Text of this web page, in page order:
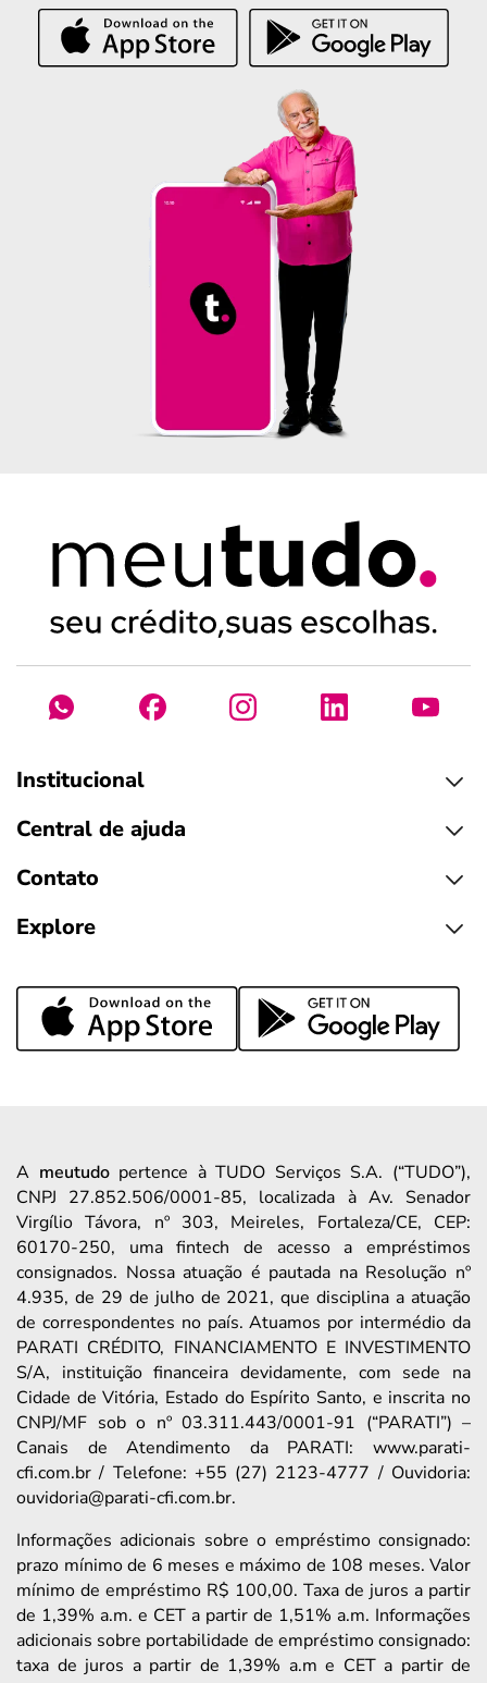
Institucional
Central de ajuda
Contato
Explore
A meutudopertence à TUDO Serviços S.A. (“TUDO”),
CNPJ 27.852.506/0001-85, localizada à Av. Senador
Virgílio Távora, nº 303, Meireles, Fortaleza/CE, CEP:
60170-250, uma fintech de acesso a empréstimos
consignados. Nossa atuação é pautada na Resolução nº
4.935, de 29 de julho de 2021, que disciplina a atuação
de correspondentes no país. Atuamos por intermédio da
PARATI CRÉDITO, FINANCIAMENTO E INVESTIMENTO
S/A, instituição financeira devidamente, com sede na
Cidade de Vitória, Estado do Espírito Santo, e inscrita no
CNPJ/MF sob o nº 03.311.443/0001-91 (“PARATI”) –
Canais de Atendimento da PARATI: www.parati-
cfi.com.br / Telefone: +55 (27) 2123-4777 / Ouvidoria:
ouvidoria@parati-cfi.com.br.
Informações adicionais sobre o empréstimo consignado:
prazo mínimo de 6 meses e máximo de 108 meses. Valor
mínimo de empréstimo R$ 100,00. Taxa de juros a partir
de 1,39% a.m. e CET a partir de 1,51% a.m. Informações
adicionais sobre portabilidade de empréstimo consignado:
taxa de juros a partir de 1,39% a.m e CET a partir de